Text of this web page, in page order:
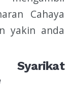
Cahaya
yakin anda
Syarikat